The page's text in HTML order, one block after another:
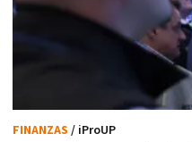
FINANZAS / iProUP